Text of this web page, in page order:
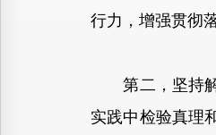
行力，增强贯彻
第二，坚持解
实践中检验真理